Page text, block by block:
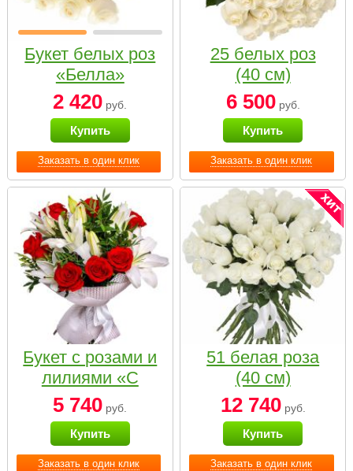
Заказать в один клик
Букет белых роз
«Белла»
2 420 руб.
Купить
Заказать в один клик
25 белых роз
(40 см)
6 500руб.
Купить
Заказать в один клик
Букет с розами и
лилиями «С
наилучшими
пожеланиями»
5 740 руб.
Купить
Заказать в один клик
51 белая роза
(40 см)
12 740руб.
Купить